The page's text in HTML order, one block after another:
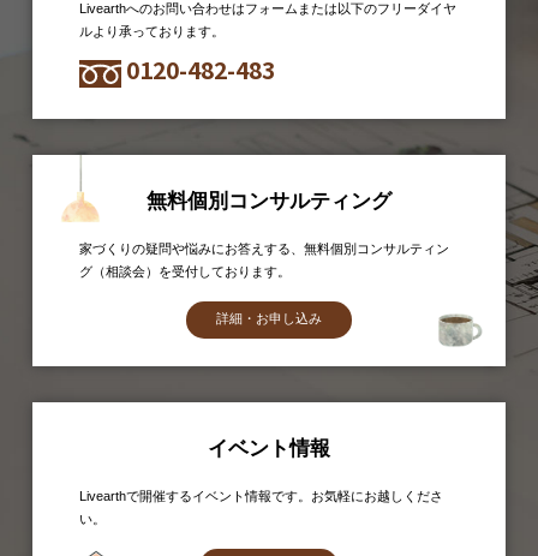
Livearthへのお問い合わせはフォームまたは以下のフリーダイヤ
ルより承っております。
0120-482-483
無料個別コンサルティング
家づくりの疑問や悩みにお答えする、無料個別コンサルティン
グ（相談会）を受付しております。
詳細・お申し込み
イベント情報
Livearthで開催するイベント情報です。お気軽にお越しくださ
い。